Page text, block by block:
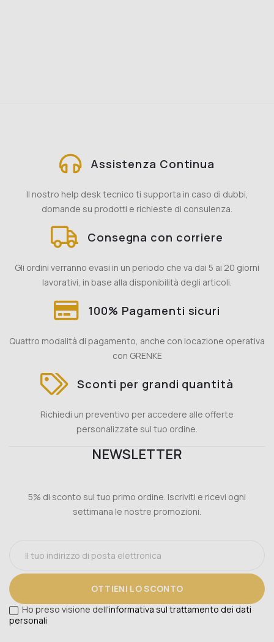
Assistenza Continua
Il nostro help desk tecnico ti supporta in caso di dubbi,
domande su prodotti e richieste di consulenza.
Consegna con corriere
Gli ordini verranno evasi in un periodo che va dai 5 ai 20 giorni
lavorativi, in base alla disponibilità degli articoli.
100% Pagamenti sicuri
Quattro modalità di pagamento, anche con locazione operativa
con GRENKE
Sconti per grandi quantità
Richiedi un preventivo per accedere alle offerte
personalizzate sul tuo ordine.
NEWSLETTER
5% di sconto sul tuo primo ordine. Iscriviti e ricevi ogni
settimana le nostre promozioni.
OTTIENI LO SCONTO
Ho preso visione dell'informativa sul trattamento dei dati
personali